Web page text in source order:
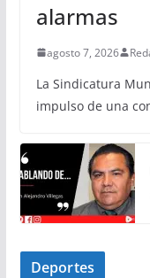
alarmas
agosto 7, 2026
La Sindicatura
impulso de una
Deportes